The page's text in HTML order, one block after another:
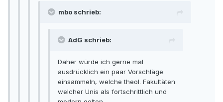
mbo schrieb:
AdG schrieb:
Daher würde ich gerne mal
ausdrücklich ein paar Vorschläge
einsammeln, welche theol. Fakultäten
welcher Unis als fortschrittlich und